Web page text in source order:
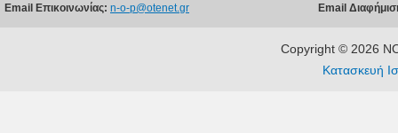
Email Επικοινωνίας: n-o-p@otenet.gr Email
Copyright © 2026
Κατασκευή